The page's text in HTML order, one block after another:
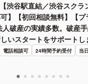
渋谷駅直結／渋谷スクラ
可】【初回相談無料】【
破産の実績多数。破産
いスタートをサポートし
電話相談可 24時間予約受付 当